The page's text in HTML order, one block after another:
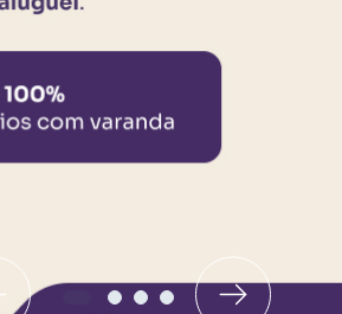
Paulo / SP